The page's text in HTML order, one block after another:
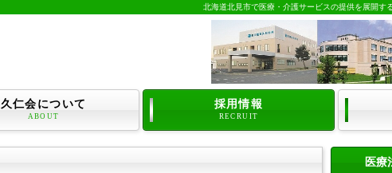
北海道北見市で医療・介護サービスの提供を展開
久仁会について
ABOUT
採用情報
RECRUIT
医